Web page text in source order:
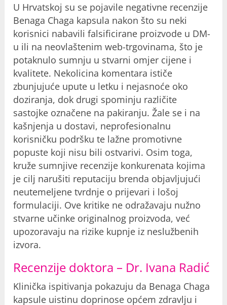
U Hrvatskoj su se pojavile negativne recenzije
Benaga Chaga kapsula nakon što su neki
korisnici nabavili falsificirane proizvode u DM-
u ili na neovlaštenim web-trgovinama, što je
potaknulo sumnju u stvarni omjer cijene i
kvalitete. Nekolicina komentara ističe
zbunjujuće upute u letku i nejasnoće oko
doziranja, dok drugi spominju različite
sastojke označene na pakiranju. Žale se i na
kašnjenja u dostavi, neprofesionalnu
korisničku podršku te lažne promotivne
popuste koji nisu bili ostvarivi. Osim toga,
kruže sumnjive recenzije konkurenata kojima
je cilj narušiti reputaciju brenda objavljujući
neutemeljene tvrdnje o prijevari i lošoj
formulaciji. Ove kritike ne odražavaju nužno
stvarne učinke originalnog proizvoda, već
upozoravaju na rizike kupnje iz neslužbenih
izvora.
Recenzije doktora – Dr. Ivana Radić
Klinička ispitivanja pokazuju da Benaga Chaga
kapsule uistinu doprinose općem zdravlju i